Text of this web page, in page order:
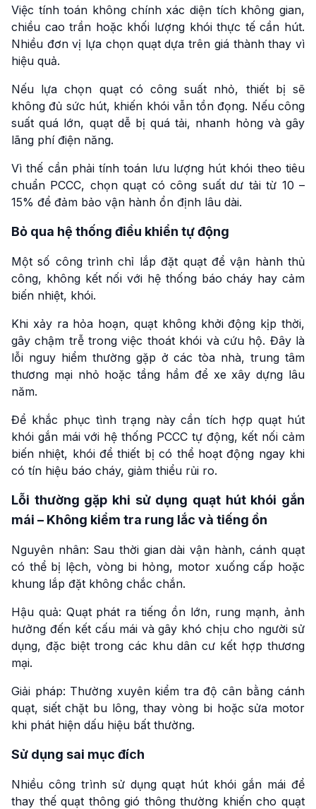
Việc tính toán không chính xác diện tích không gian,
chiều cao trần hoặc khối lượng khói thực tế cần hút.
Nhiều đơn vị lựa chọn quạt dựa trên giá thành thay vì
hiệu quả.
Nếu lựa chọn quạt có công suất nhỏ, thiết bị sẽ
không đủ sức hút, khiến khói vẫn tồn đọng. Nếu công
suất quá lớn, quạt dễ bị quá tải, nhanh hỏng và gây
lãng phí điện năng.
Vì thế cần phải tính toán lưu lượng hút khói theo tiêu
chuẩn PCCC, chọn quạt có công suất dư tải từ 10 –
15% để đảm bảo vận hành ổn định lâu dài.
Bỏ qua hệ thống điều khiển tự động
Một số công trình chỉ lắp đặt quạt để vận hành thủ
công, không kết nối với hệ thống báo cháy hay cảm
biến nhiệt, khói.
Khi xảy ra hỏa hoạn, quạt không khởi động kịp thời,
gây chậm trễ trong việc thoát khói và cứu hộ. Đây là
lỗi nguy hiểm thường gặp ở các tòa nhà, trung tâm
thương mại nhỏ hoặc tầng hầm để xe xây dựng lâu
năm.
Để khắc phục tình trạng này cần tích hợp quạt hút
khói gắn mái với hệ thống PCCC tự động, kết nối cảm
biến nhiệt, khói để thiết bị có thể hoạt động ngay khi
có tín hiệu báo cháy, giảm thiểu rủi ro.
Lỗi thường gặp khi sử dụng quạt hút khói gắn
mái – Không kiểm tra rung lắc và tiếng ồn
Nguyên nhân: Sau thời gian dài vận hành, cánh quạt
có thể bị lệch, vòng bi hỏng, motor xuống cấp hoặc
khung lắp đặt không chắc chắn.
Hậu quả: Quạt phát ra tiếng ồn lớn, rung mạnh, ảnh
hưởng đến kết cấu mái và gây khó chịu cho người sử
dụng, đặc biệt trong các khu dân cư kết hợp thương
mại.
Giải pháp: Thường xuyên kiểm tra độ cân bằng cánh
quạt, siết chặt bu lông, thay vòng bi hoặc sửa motor
khi phát hiện dấu hiệu bất thường.
Sử dụng sai mục đích
Nhiều công trình sử dụng quạt hút khói gắn mái để
thay thế quạt thông gió thông thường khiến cho quạt